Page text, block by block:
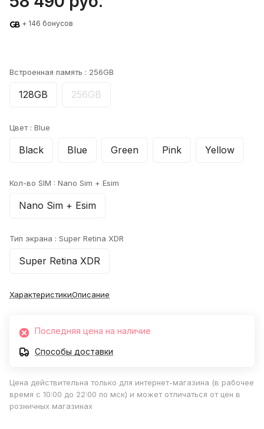
+ 146 бонусов
Встроенная память : 256GB
128GB 256GB
Цвет : Blue
Black Blue Green Pink Yellow
Кол-во SIM : Nano Sim + Esim
Nano Sim + Esim
Тип экрана : Super Retina XDR
Super Retina XDR
ХарактеристикиОписание
Последняя цена на наличие
Способы доставки
Цена действительна только для интернет-магазина (в рабочее
время с 10:00 до 22:00 по мск) и может отличаться от цен в
розничных магазинах